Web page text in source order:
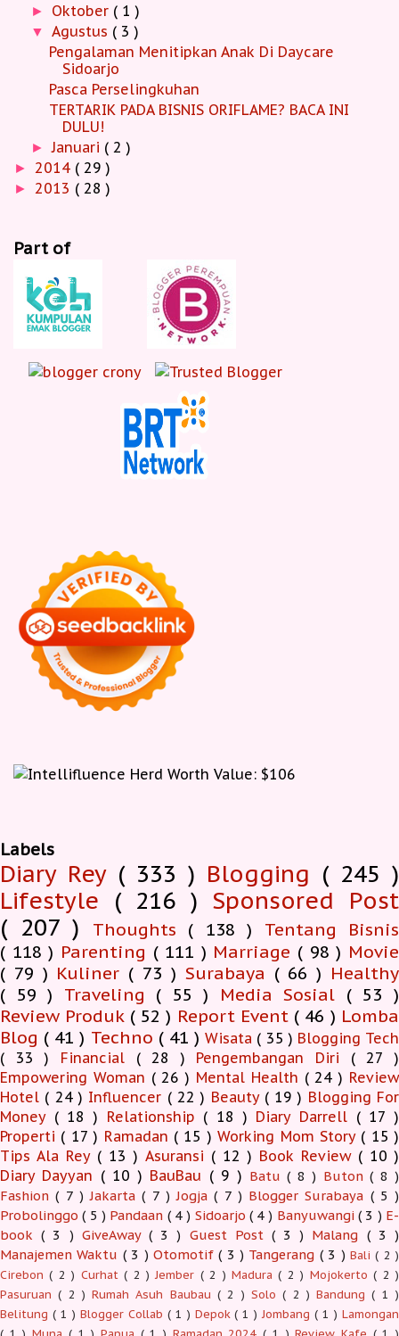
► Oktober ( 1 )
▼ Agustus ( 3 )
Pengalaman Menitipkan Anak Di Daycare
Sidoarjo
Pasca Perselingkuhan
TERTARIK PADA BISNIS ORIFLAME? BACA INI
DULU!
►Januari ( 2 )
► 2014 ( 29 )
► 2013 ( 28 )
Part of
Labels
Diary Rey ( 333 ) Blogging ( 245 )
Lifestyle ( 216 ) Sponsored Post
( 207 )
Thoughts ( 138 )
Tentang Bisnis
( 118 ) Parenting ( 111 ) Marriage ( 98 ) Movie
( 79 ) Kuliner ( 73 ) Surabaya ( 66 ) Healthy
( 59 ) Traveling ( 55 ) Media Sosial ( 53 )
Review Produk ( 52 ) Report Event ( 46 ) Lomba
Blog ( 41 ) Techno ( 41 ) Wisata ( 35 ) Blogging Tech
( 33 )
Financial ( 28 ) Pengembangan Diri ( 27 )
Empowering Woman ( 26 ) Mental Health ( 24 ) Review
Hotel ( 24 ) Influencer ( 22 ) Beauty ( 19 ) Blogging For
Money ( 18 ) Relationship ( 18 ) Diary Darrell ( 17 )
Properti ( 17 ) Ramadan ( 15 ) Working Mom Story ( 15 )
Tips Ala Rey ( 13 ) Asuransi ( 12 ) Book Review ( 10 )
Diary Dayyan ( 10 ) BauBau ( 9 ) Batu( 8 ) Buton( 8 )
Fashion( 7 ) Jakarta( 7 ) Jogja( 7 ) Blogger Surabaya ( 5 )
Probolinggo( 5 ) Pandaan ( 4 ) Sidoarjo ( 4 ) Banyuwangi( 3 ) E-
book( 3 ) GiveAway ( 3 ) Guest Post ( 3 ) Malang ( 3 )
Manajemen Waktu ( 3 ) Otomotif( 3 ) Tangerang ( 3 ) Bali( 2 )
Cirebon( 2 ) Curhat( 2 ) Jember ( 2 ) Madura( 2 ) Mojokerto( 2 )
Pasuruan( 2 ) Rumah Asuh Baubau( 2 ) Solo( 2 ) Bandung( 1 )
Belitung ( 1 ) Blogger Collab ( 1 ) Depok( 1 ) Jombang( 1 ) Lamongan